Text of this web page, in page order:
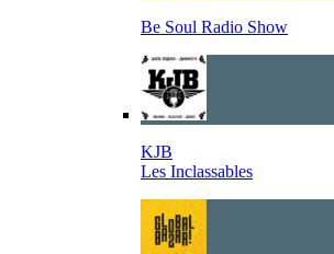
Be Soul Radio Show
KJB
Les Inclassables